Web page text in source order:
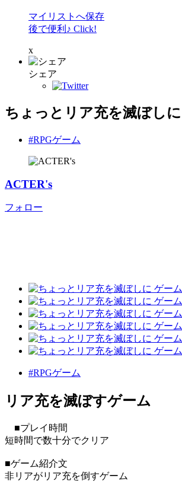
マイリストへ保存
後で便利♪ Click!
x
シェア
ちょっとリア充を滅ぼしに
#RPGゲーム
ACTER's
フォロー
#RPGゲーム
リア充を滅ぼすゲーム
■プレイ時間
短時間で数十分でクリア
■ゲーム紹介文
非リアがリア充を倒すゲーム